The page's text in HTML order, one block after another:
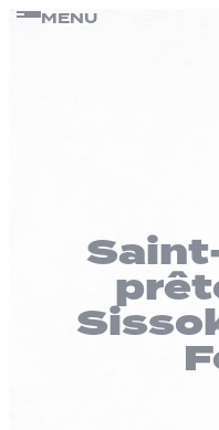
Passer
MENU
Panneau de